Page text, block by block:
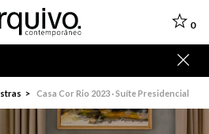
0
Casa Cor Rio 2023 · Suíte Presidencial